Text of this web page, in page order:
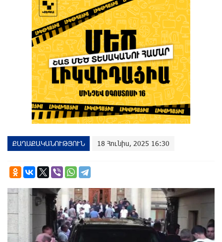
ՔԱՂԱՔԱԿԱՆՈՒԹՅՈՒՆ 18 Հունիս, 2025 16:30